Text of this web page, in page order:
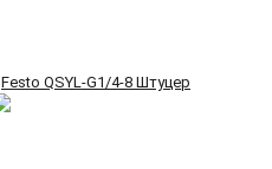
Festo QSYL-G1/4-8 Штуцер